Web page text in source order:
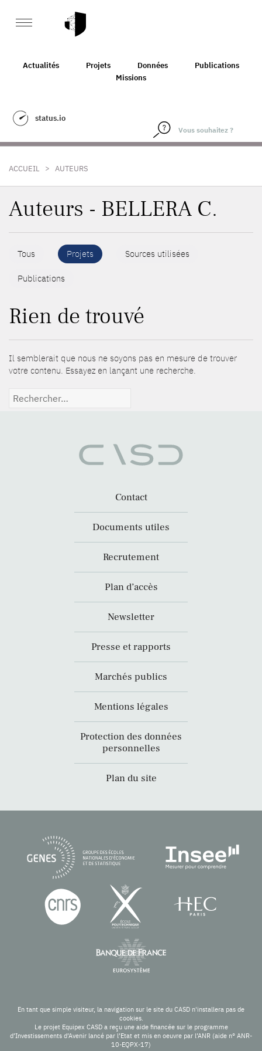
Actualités Projets Données
Publications
Missions
status.io
ACCUEIL > AUTEURS
Auteurs - BELLERA C.
Tous Projets Sources utilisées
Publications
Rien de trouvé
Il semblerait que nous ne soyons pas en mesure de trouver
votre contenu. Essayez en lançant une recherche.
Rechercher :
Contact
Documents utiles
Recrutement
Plan d’accès
Newsletter
Presse et rapports
Marchés publics
Mentions légales
Protection des données
personnelles
Plan du site
En tant que simple visiteur, la navigation sur le site du CASD n'installera pas de
cookies.
Le projet Equipex CASD a reçu une aide financée sur le programme
d’Investissements d’Avenir lancé par l’Etat et mis en oeuvre par l’ANR (aide n° ANR-
10-EQPX-17)